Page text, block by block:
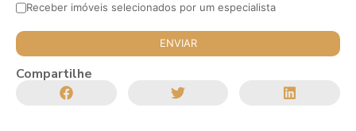
Receber imóveis selecionados por um especialista
Compartilhe